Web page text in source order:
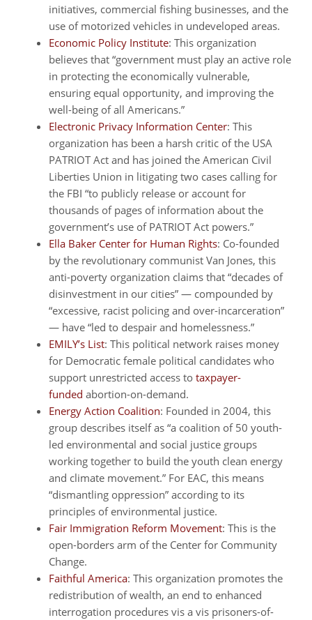
initiatives, commercial fishing businesses, and the
use of motorized vehicles in undeveloped areas.
Economic Policy Institute: This organization
believes that “government must play an active role
in protecting the economically vulnerable,
ensuring equal opportunity, and improving the
well-being of all Americans.”
Electronic Privacy Information Center: This
organization has been a harsh critic of the USA
PATRIOT Act and has joined the American Civil
Liberties Union in litigating two cases calling for
the FBI “to publicly release or account for
thousands of pages of information about the
government’s use of PATRIOT Act powers.”
Ella Baker Center for Human Rights: Co-founded
by the revolutionary communist Van Jones, this
anti-poverty organization claims that “decades of
disinvestment in our cities” — compounded by
“excessive, racist policing and over-incarceration”
— have “led to despair and homelessness.”
EMILY’s List: This political network raises money
for Democratic female political candidates who
support unrestricted access to taxpayer-
funded abortion-on-demand.
Energy Action Coalition: Founded in 2004, this
group describes itself as “a coalition of 50 youth-
led environmental and social justice groups
working together to build the youth clean energy
and climate movement.” For EAC, this means
“dismantling oppression” according to its
principles of environmental justice.
Fair Immigration Reform Movement: This is the
open-borders arm of the Center for Community
Change.
Faithful America: This organization promotes the
redistribution of wealth, an end to enhanced
interrogation procedures vis a vis prisoners-of-